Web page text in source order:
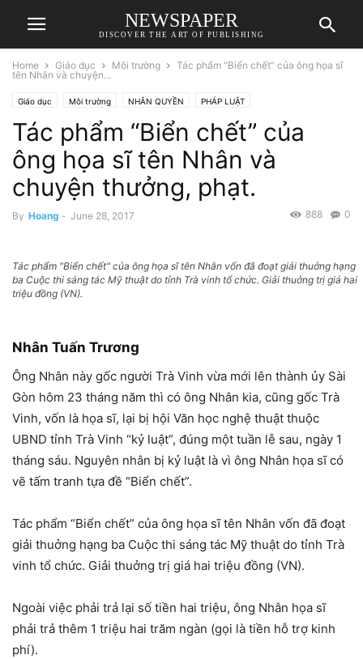
NEWSPAPER
DISCOVER THE ART OF PUBLISHING
Home Giáo dục Môi trường
Tác phẩm “Biển chết” của ông họa sĩ
tên Nhân và chuyện...
Giáo dục Môi trường NHÂN QUYỀN PHÁP LUẬT
Tác phẩm “Biển chết” của
ông họa sĩ tên Nhân và
chuyện thưởng, phạt.
By Hoang - June 28, 2017 0
888
Tác phẩm "Biển chết" của ông họa sĩ tên Nhân vốn đã đoạt giải thuởng hạng
ba Cuộc thi sáng tác Mỹ thuật do tỉnh Trà vinh tổ chức. Giải thuởng trị giá hai
triệu đồng (VN).
Nhân Tuấn Trương
Ông Nhân này gốc người Trà Vinh vừa mới lên thành ủy Sài
Gòn hôm 23 tháng năm thì có ông Nhân kia, cũng gốc Trà
Vinh, vốn là họa sĩ, lại bị hội Văn học nghệ thuật thuộc
UBND tỉnh Trà Vinh “kỷ luật”, đúng một tuần lễ sau, ngày 1
tháng sáu. Nguyên nhân bị kỷ luật là vì ông Nhân họa sĩ có
vẽ tấm tranh tựa đề “Biển chết”.
Tác phẩm “Biển chết” của ông họa sĩ tên Nhân vốn đã đoạt
giải thuởng hạng ba Cuộc thi sáng tác Mỹ thuật do tỉnh Trà
vinh tổ chức. Giải thuởng trị giá hai triệu đồng (VN).
Ngoài việc phải trả lại số tiền hai triệu, ông Nhân họa sĩ
phải trả thêm 1 triệu hai trăm ngàn (gọi là tiền hỗ trợ kinh
phí).